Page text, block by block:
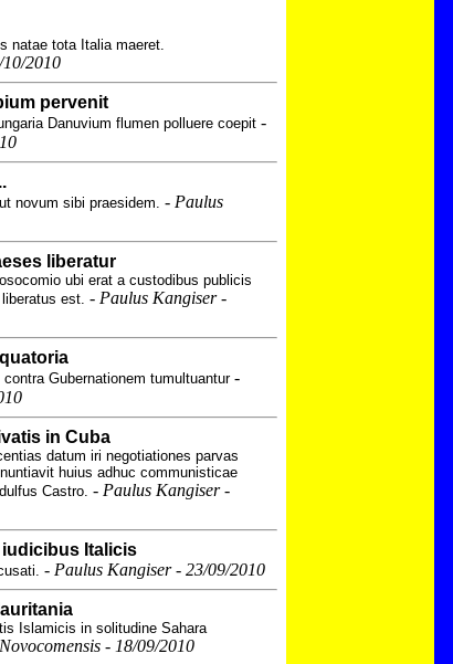
natae tota Italia maeret.
2010
pervenit
Danuvium flumen polluere coepit -
novum sibi praesidem. - Paulus
liberatur
ubi erat a custodibus publicis
est. - Paulus Kangiser -
Gubernationem tumultuantur -
in Cuba
datum iri negotiationes parvas
huius adhuc communisticae
Castro. - Paulus Kangiser -
iudicibus Italicis
- Paulus Kangiser - 23/09/2010
Islamicis in solitudine Sahara
- 18/09/2010